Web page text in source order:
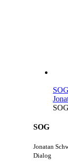
SOG
SOG
SOG
Jonatan
Dialog